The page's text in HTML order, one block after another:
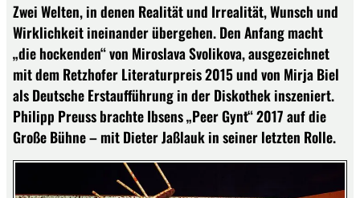
Zwei Welten, in denen Realität und Irrealität, Wunsch und
Wirklichkeit ineinander übergehen. Den Anfang macht
„die hockenden“ von Miroslava Svolikova, ausgezeichnet
mit dem Retzhofer Literaturpreis 2015 und von Mirja Biel
als Deutsche Erstaufführung in der Diskothek inszeniert.
Philipp Preuss brachte Ibsens „Peer Gynt“ 2017 auf die
Große Bühne – mit Dieter Jaßlauk in seiner letzten Rolle.